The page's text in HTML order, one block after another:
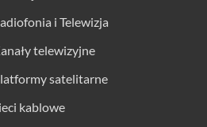
i Telewizja
telewizyjne
satelitarne
kablowe